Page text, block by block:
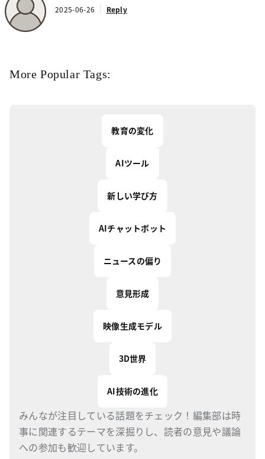
2025-06-26 Reply
More Popular Tags:
教育の変化
AIツール
新しい学び方
AIチャットボット
ニュースの偏り
意見形成
映像生成モデル
3D世界
AI技術の進化
みんなが注目している話題をチェック！編集部は時
事に関連するテーマを深掘りし、読者の意見や議論
への参加も歓迎しています。